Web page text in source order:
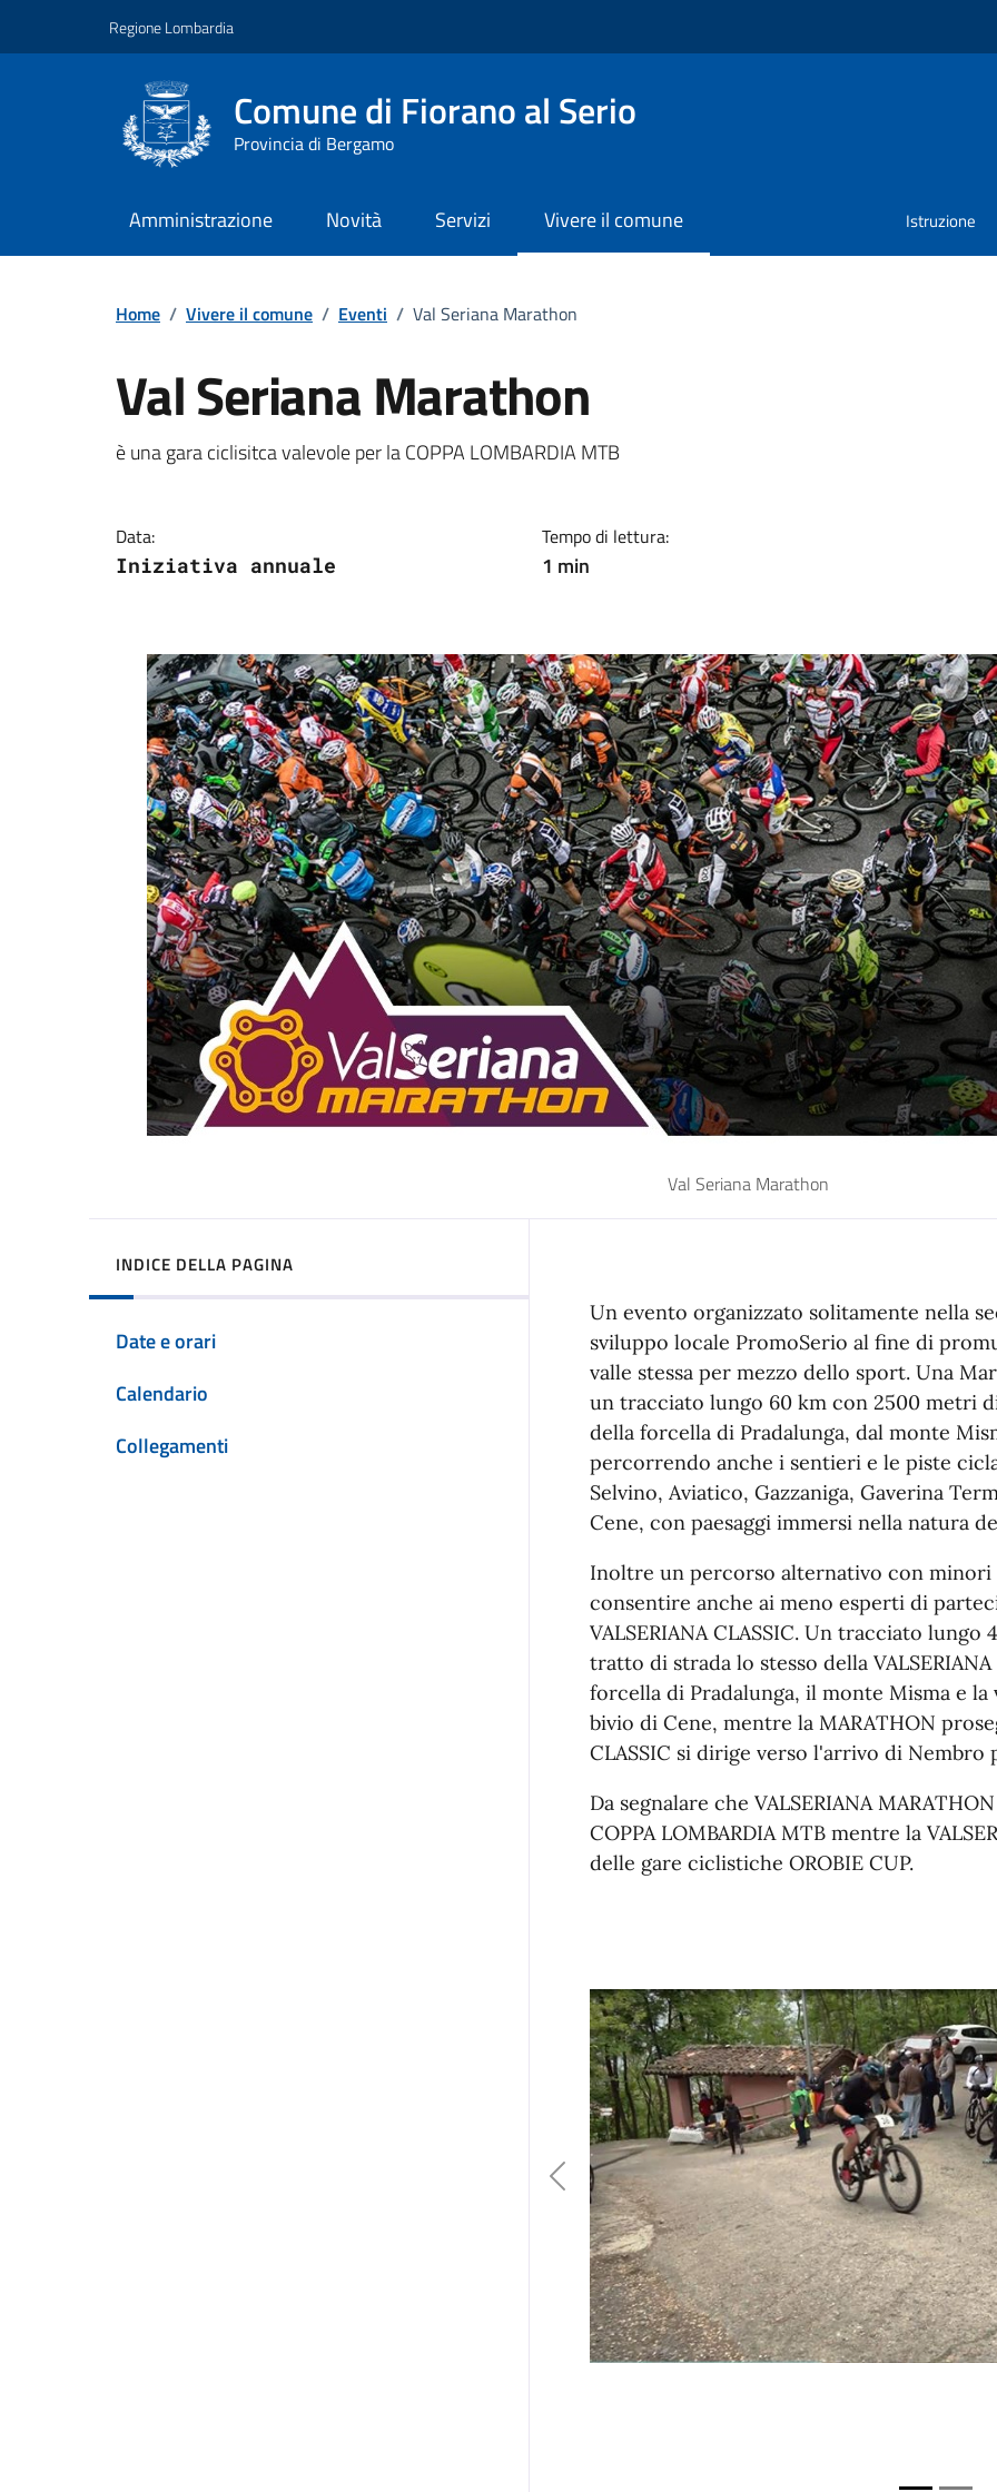
Regione Lombardia
Comune di Fiorano al Serio
Provincia di Bergamo
Amministrazione Novità Servizi Vivere il comune Istruzione
Home / Vivere il comune / Eventi / Val Seriana Marathon
Val Seriana Marathon
Dettagli della notizia
è una gara ciclisitca valevole per la COPPA LOMBARDIA MTB
Data:
Iniziativa annuale
Tempo di lettura:
1 min
Val Seriana Marathon
INDICE DELLA PAGINA
Date e orari
Calendario
Collegamenti
Un evento organizzato solitamente nella
sviluppo locale PromoSerio al fine di
valle stessa per mezzo dello sport. Una
un tracciato lungo 60 km con 2500 metri
della forcella di Pradalunga, dal monte
percorrendo anche i sentieri e le piste
Selvino, Aviatico, Gazzaniga, Gaverina
Cene, con paesaggi immersi nella natura
Inoltre un percorso alternativo con
consentire anche ai meno esperti di
VALSERIANA CLASSIC. Un tracciato
tratto di strada lo stesso della
forcella di Pradalunga, il monte Misma e la
bivio di Cene, mentre la MARATHON
CLASSIC si dirige verso l'arrivo di
Da segnalare che VALSERIANA
COPPA LOMBARDIA MTB mentre la
delle gare ciclistiche OROBIE CUP.
Previous